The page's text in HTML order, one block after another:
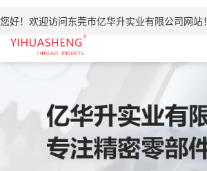
您好！欢迎访问东莞市亿华升实业有限公司网站！